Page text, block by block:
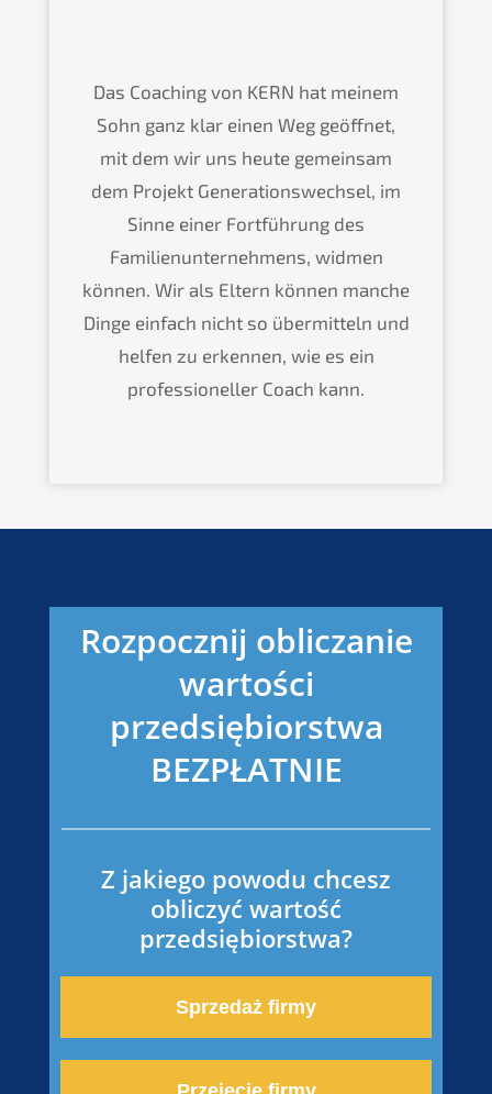
Das Coaching von KERN hat meinem
Sohn ganz klar einen Weg geöffnet,
mit dem wir uns heute gemeinsam
dem Projekt Generationswechsel, im
Sinne einer Fortführung des
Familienunternehmens, widmen
können. Wir als Eltern können manche
Dinge einfach nicht so übermitteln und
helfen zu erkennen, wie es ein
professioneller Coach kann.
Rozpocznij obliczanie
wartości
przedsiębiorstwa
BEZPŁATNIE
Z jakiego powodu chcesz
obliczyć wartość
przedsiębiorstwa?
Sprzedaż firmy